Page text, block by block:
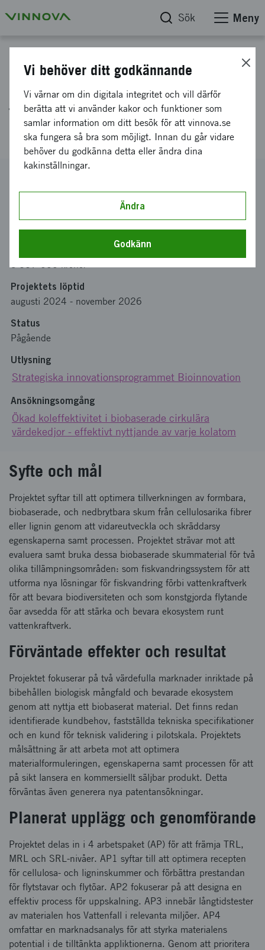
Sök Meny
Biobaserade skummaterial som
fiskvandringssystem och
konstgjorda flytöar
2024-01035
Cellufy AB
3 997 000 kronor
Projektets löptid
augusti 2024 - november 2026
Status
Pågående
Utlysning
Strategiska innovationsprogrammet Bioinnovation
Ansökningsomgång
Ökad koleffektivitet i biobaserade cirkulära
värdekedjor - effektivt nyttjande av varje kolatom
Syfte och mål
Projektet syftar till att optimera tillverkningen av formbara,
biobaserade, och nedbrytbara skum från cellulosarika fibrer
eller lignin genom att vidareutveckla och skräddarsy
egenskaperna samt processen. Projektet strävar mot att
evaluera samt bruka dessa biobaserade skummaterial för två
olika tillämpningsområden: som fiskvandringssystem för att
utforma nya lösningar för fiskvandring förbi vattenkraftverk
för att bevara biodiversiteten och som konstgjorda flytande
öar avsedda för att stärka och bevara ekosystem runt
vattenkraftverk.
Förväntade effekter och resultat
Projektet fokuserar på två värdefulla marknader inriktade på
bibehållen biologisk mångfald och bevarade ekosystem
genom att nyttja ett biobaserat material. Det finns redan
identifierade kundbehov, fastställda tekniska specifikationer
och en kund för teknisk validering i pilotskala. Projektets
målsättning är att arbeta mot att optimera
materialformuleringen, egenskaperna samt processen för att
på sikt lansera en kommersiellt säljbar produkt. Detta
förväntas även generera nya patentansökningar.
Planerat upplägg och genomförande
Projektet delas in i 4 arbetspaket (AP) för att främja TRL,
MRL och SRL-nivåer. AP1 syftar till att optimera recepten
för cellulosa- och ligninskummer och förbättra prestandan
för flytstavar och flytöar. AP2 fokuserar på att designa en
effektiv process för uppskalning. AP3 innebär långtidstester
av materialen hos Vattenfall i relevanta miljöer. AP4
omfattar en marknadsanalys för att styrka materialens
potential i de tilltänkta appliktionerna. Genom att prioritera
Vi behöver ditt godkännande
Vi värnar om din digitala integritet och vill därför
berätta att vi använder kakor och funktioner som
samlar information om ditt besök för att vinnova.se
ska fungera så bra som möjligt. Innan du går vidare
behöver du godkänna detta eller ändra dina
kakinställningar.
Ändra
Godkänn